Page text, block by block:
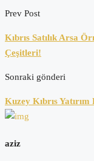
Prev Post
Kıbrıs Satılık Arsa
Çeşitleri!
Sonraki gönderi
Kuzey Kıbrıs
aziz